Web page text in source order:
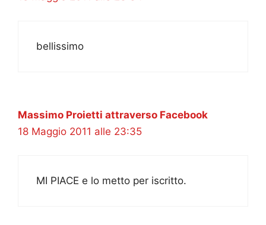
bellissimo
Massimo Proietti attraverso Facebook
18 Maggio 2011 alle 23:35
MI PIACE e lo metto per iscritto.